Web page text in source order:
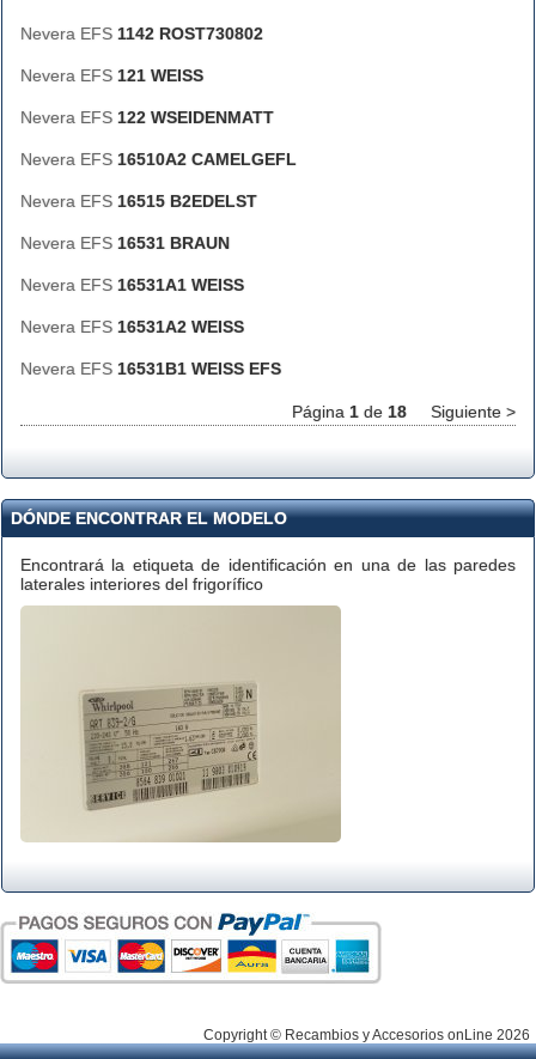
Nevera EFS 1142 ROST730802
Nevera EFS 121 WEISS
Nevera EFS 122 WSEIDENMATT
Nevera EFS 16510A2 CAMELGEFL
Nevera EFS 16515 B2EDELST
Nevera EFS 16531 BRAUN
Nevera EFS 16531A1 WEISS
Nevera EFS 16531A2 WEISS
Nevera EFS 16531B1 WEISS EFS
Página 1 de 18 Siguiente >
DÓNDE ENCONTRAR EL MODELO
Encontrará la etiqueta de identificación en una de las paredes
laterales interiores del frigorífico
Copyright © Recambios y Accesorios onLine 2026